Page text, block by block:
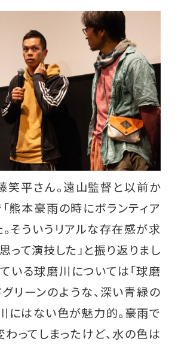
笑平さん。遠山監督と以前か
熊本豪雨の時にボランティア
そういうリアルな存在感が求
って演技した」と振り返りまし
いる球磨川については「球磨
リーンのような、深い青緑の
にはない色が魅力的。豪雨で
ってしまったけど、水の色は